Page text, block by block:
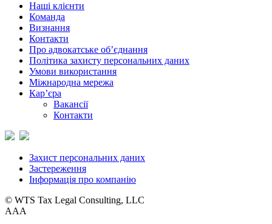
Наші клієнти
Команда
Визнання
Контакти
Про адвокатське об’єднання
Політика захисту персональних даних
Умови використання
Міжнародна мережа
Кар’єра
Вакансії
Контакти
Захист персональних даних
Застереження
Інформація про компанію
© WTS Tax Legal Consulting, LLC
AAA